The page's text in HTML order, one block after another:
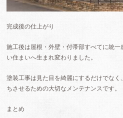
完成後の仕上がり
施工後は屋根・外壁・付帯部すべてに統
い住まいへ生まれ変わりました。
塗装工事は見た目を綺麗にするだけでな
ちさせるための大切なメンテナンスです。
まとめ